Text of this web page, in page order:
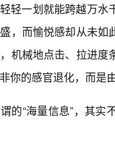
轻一划就能跨越万水
，而愉悦感却从未
机械地点击、拉进
你的感官退化，而是
的“海量信息”，其